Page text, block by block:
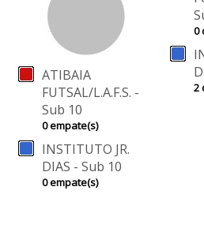
ATIBAIA
FUTSAL/L.A.F.S. -
Sub 10
0 empate(s)
INSTITUTO JR.
DIAS - Sub 10
0 empate(s)
0
2